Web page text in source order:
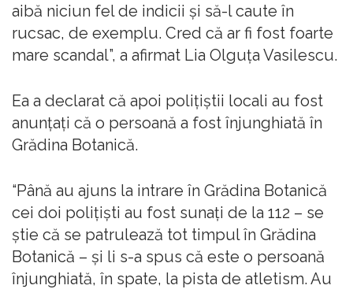
aibă niciun fel de indicii şi să-l caute în
rucsac, de exemplu. Cred că ar fi fost foarte
mare scandal”, a afirmat Lia Olguţa Vasilescu.
Ea a declarat că apoi poliţiştii locali au fost
anunţaţi că o persoană a fost înjunghiată în
Grădina Botanică.
“Până au ajuns la intrare în Grădina Botanică
cei doi poliţişti au fost sunaţi de la 112 – se
ştie că se patrulează tot timpul în Grădina
Botanică – şi li s-a spus că este o persoană
înjunghiată, în spate, la pista de atletism. Au